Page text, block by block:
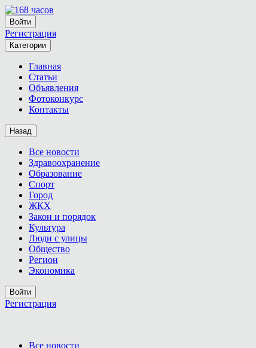
Войти
Регистрация
Категории
Главная
Статьи
Объявления
Фотоконкурс
Контакты
Назад
Все новости
Здравоохранение
Образование
Спорт
Город
ЖКХ
Закон и порядок
Культура
Люди с улицы
Общество
Регион
Экономика
Войти
Регистрация
Все новости